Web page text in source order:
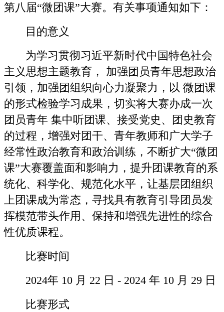
第八届“微团课”大赛。有关事项通知如下：
目的意义
为学习贯彻习近平新时代中国特色社会
主义思想主题教育， 加强团员青年思想政治
引领，加强团组织向心力凝聚力，以 微团课
的形式检验学习成果，切实将大赛办成一次
团员青年 集中听团课、接受党史、团史教育
的过程，增强对团干、青年教师和广大学子
经常性政治教育和政治训练，不断扩大“微团
课”大赛覆盖面和影响力，提升团课教育的系
统化、科学化、规范化水平，让基层团组织
上团课成为常态，寻找具有教育引导团员发
挥模范带头作用、保持和增强先进性的综合
性优质课程。
比赛时间
2024年 10 月 22 日 - 2024 年 10 月 29 日
比赛形式